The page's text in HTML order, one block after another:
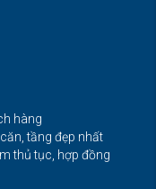
hàng
tầng đẹp nhất
thủ tục, hợp đồng